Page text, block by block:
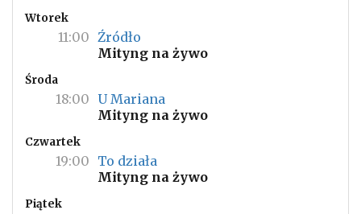
Wtorek
11:00 Źródło
Mityng na żywo
Środa
18:00 U Mariana
Mityng na żywo
Czwartek
19:00 To działa
Mityng na żywo
Piątek